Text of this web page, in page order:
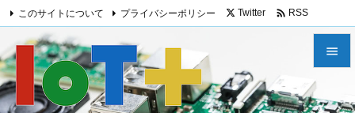

メニュ
このサイトについて プライバシーポリシー Twitter  RSS
Feedly